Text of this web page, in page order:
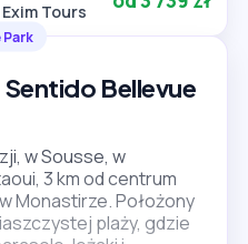
Tours
Bellevue
w Sousse, w
3 km od centrum
Monastirze. Położony
plaży, gdzie